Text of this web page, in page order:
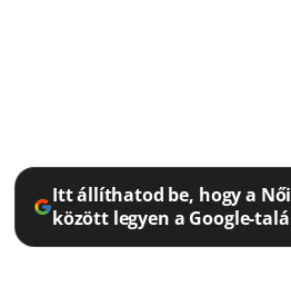
Itt állíthatod be, hogy a
között legyen a Google-